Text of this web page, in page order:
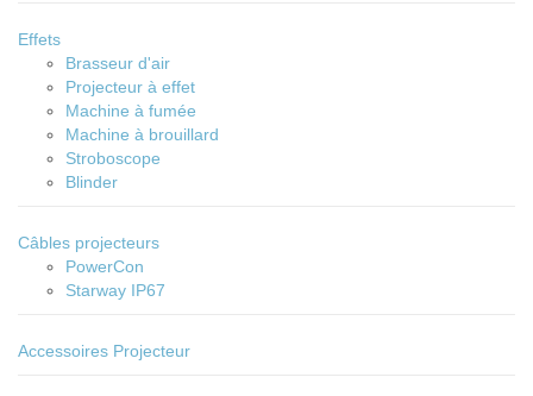
Effets
Brasseur d'air
Projecteur à effet
Machine à fumée
Machine à brouillard
Stroboscope
Blinder
Câbles projecteurs
PowerCon
Starway IP67
Accessoires Projecteur